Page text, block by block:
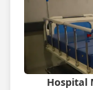
Hospital